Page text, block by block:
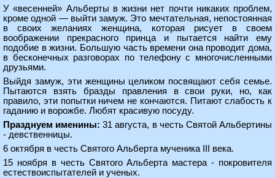
У «весенней» Альберты в жизни нет почти никаких проблем,
кроме одной — выйти замуж. Это мечтательная, непостоянная
в своих желаниях женщина, которая рисует в своем
воображении прекрасного принца и пытается найти ему
подобие в жизни. Большую часть времени она проводит дома,
в бесконечных разговорах по телефону с многочисленными
друзьями.
Выйдя замуж, эти женщины целиком посвящают себя семье.
Пытаются взять бразды правления в свои руки, но, как
правило, эти попытки ничем не кончаются. Питают слабость к
гаданию и ворожбе. Любят красивую посуду.
Празднуем именины:31 августа, в честь Святой Альбертины
- девственницы.
6 октября в честь Святого Альберта мученика III века.
15 ноября в честь Святого Альберта мастера - покровителя
естествоиспытателей и ученых.